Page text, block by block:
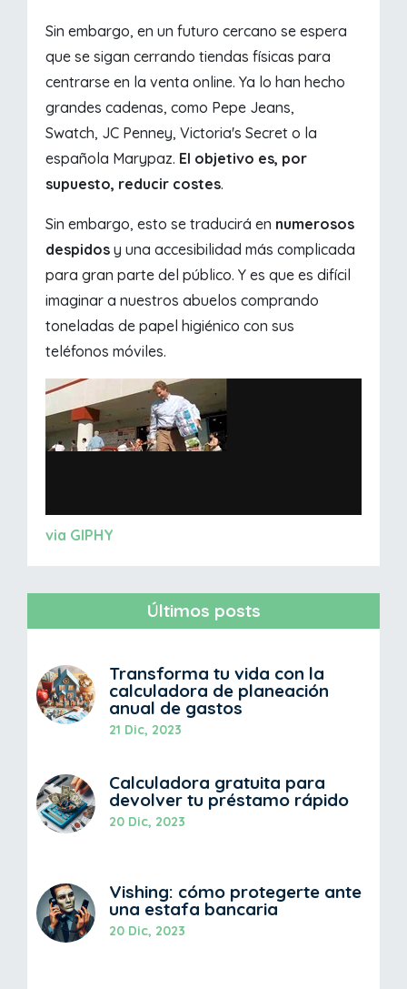
Sin embargo, en un futuro cercano se espera
que se sigan cerrando tiendas físicas para
centrarse en la venta online. Ya lo han hecho
grandes cadenas, como Pepe Jeans,
Swatch, JC Penney, Victoria's Secret o la
española Marypaz. El objetivo es, por
supuesto, reducir costes.
Sin embargo, esto se traducirá en numerosos
despidosy una accesibilidad más complicada
para gran parte del público. Y es que es difícil
imaginar a nuestros abuelos comprando
toneladas de papel higiénico con sus
teléfonos móviles.
via GIPHY
Últimos posts
Transforma tu vida con la
calculadora de planeación
anual de gastos
21 Dic, 2023
Calculadora gratuita para
devolver tu préstamo rápido
20 Dic, 2023
Vishing: cómo protegerte ante
una estafa bancaria
20 Dic, 2023